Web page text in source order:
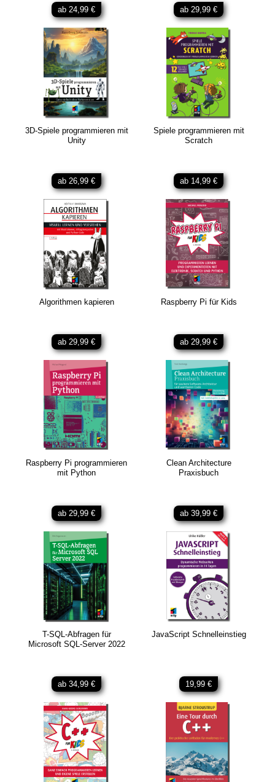
ab 24,99 € ab 29,99 €
3D-Spiele programmieren mit
Unity
ab 26,99 €
Spiele programmieren mit
Scratch
ab 14,99 €
Algorithmen kapieren
ab 29,99 €
Raspberry Pi für Kids
ab 29,99 €
Raspberry Pi programmieren
mit Python
ab 29,99 €
Clean Architecture
Praxisbuch
ab 39,99 €
T-SQL-Abfragen für
Microsoft SQL-Server 2022
ab 34,99 €
JavaScript Schnelleinstieg
19,99 €